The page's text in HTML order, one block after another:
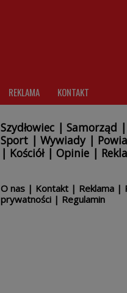
REKLAMA KONTAKT
Szydłowiec| Samorząd |
Sport| Wywiady|
| Kościół| Opinie|
O nas| Kontakt| Reklama|
prywatności| Regulamin